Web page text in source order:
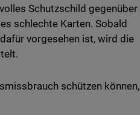
Schutzschild gegenüber
schlechte Karten. Sobald
vorgesehen ist, wird die
schützen können,